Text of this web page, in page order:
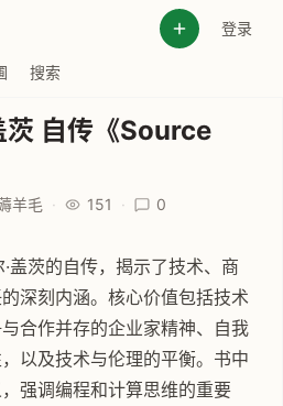
登录
搜索
茨 自传《Source
羊毛 · 151 · 0
盖茨的自传，揭示了技术、商
深刻内涵。核心价值包括技术
合作并存的企业家精神、自我
以及技术与伦理的平衡。书中
强调编程和计算思维的重要